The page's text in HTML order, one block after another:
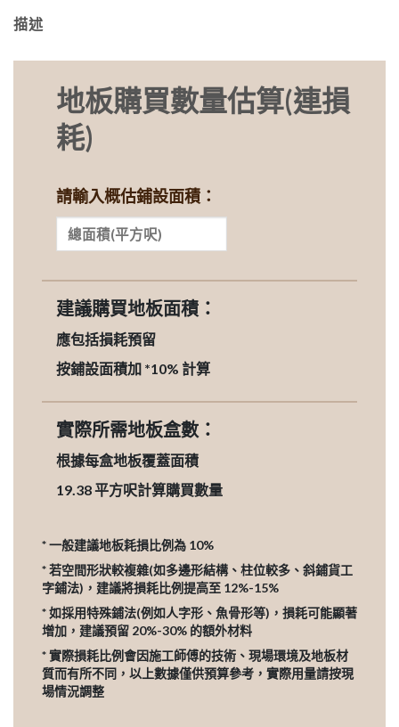
描述
地板購買數量估算(連損
耗)
請輸入概估鋪設面積：
建議購買地板面積：
應包括損耗預留
按鋪設面積加 *10% 計算
實際所需地板盒數：
根據每盒地板覆蓋面積
19.38平方呎計算購買數量
* 一般建議地板耗損比例為 10%
* 若空間形狀較複雜(如多邊形結構、柱位較多、斜鋪貨工
字鋪法)，建議將損耗比例提高至 12%-15%
* 如採用特殊鋪法(例如人字形、魚骨形等)，損耗可能顯著
增加，建議預留 20%-30% 的額外材料
* 實際損耗比例會因施工師傅的技術、現場環境及地板材
質而有所不同，以上數據僅供預算參考，實際用量請按現
場情況調整